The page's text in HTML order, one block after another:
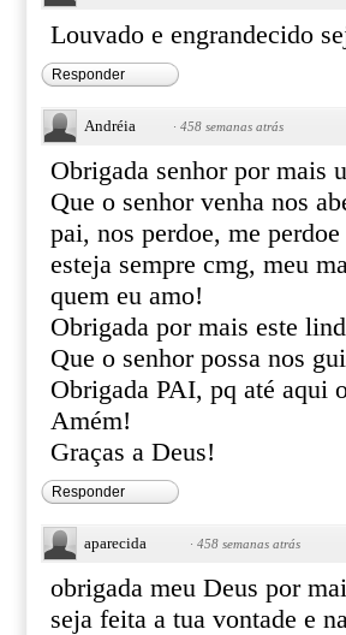
Louvado e engrandecido
Responder
Andréia · 458 semanas atrás
Obrigada senhor por mais
Que o senhor venha nos
pai, nos perdoe, me
esteja sempre cmg, meu
quem eu amo!
Obrigada por mais este
Que o senhor possa nos
Obrigada PAI, pq até aqui
Amém!
Graças a Deus!
Responder
aparecida · 458 semanas atrás
obrigada meu Deus por
seja feita a tua vontade e